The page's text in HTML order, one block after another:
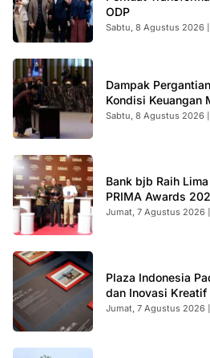
ODP
Sabtu, 8 Agustus 2026
Dampak
Kondisi Keuangan
Sabtu, 8 Agustus 2026 |
Bank bjb Raih
PRIMA Awards
Jumat, 7 Agustus 2026
Plaza Indonesia
dan Inovasi Kreatif
Jumat, 7 Agustus 2026